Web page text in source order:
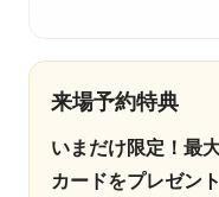
来場予約特典
いまだけ限定！最
カードをプレゼント